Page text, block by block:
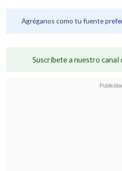
Agréganos como tu fuente
Suscríbete a nuestro canal